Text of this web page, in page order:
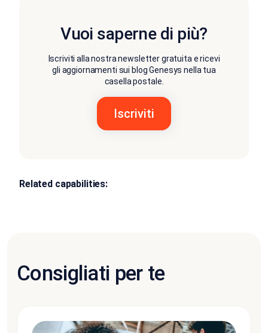
Vuoi saperne di più?
Iscriviti alla nostra newsletter gratuita e ricevi
gli aggiornamenti sui blog Genesys nella tua
casella postale.
Related capabilities:
Consigliati per te